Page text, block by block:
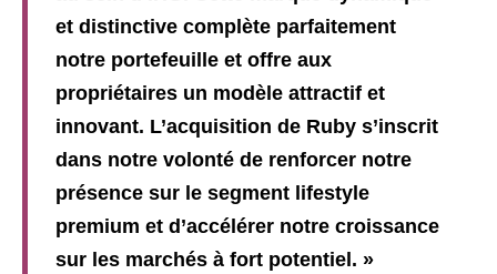
et distinctive complète parfaitement
notre portefeuille et offre aux
propriétaires un modèle attractif et
innovant. L’acquisition de Ruby s’inscrit
dans notre volonté de renforcer notre
présence sur le segment lifestyle
premium et d’accélérer notre croissance
sur les marchés à fort potentiel. »